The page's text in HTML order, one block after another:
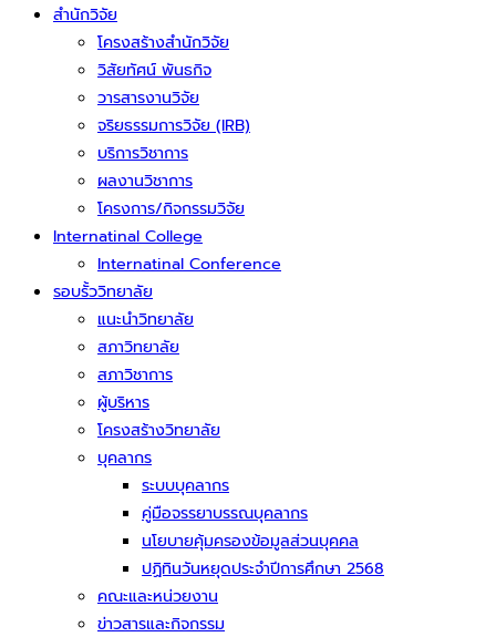
สำนักวิจัย
โครงสร้างสำนักวิจัย
วิสัยทัศน์ พันธกิจ
วารสารงานวิจัย
จริยธรรมการวิจัย (IRB)
บริการวิชาการ
ผลงานวิชาการ
โครงการ/กิจกรรมวิจัย
Internatinal College
Internatinal Conference
รอบรั้ววิทยาลัย
แนะนำวิทยาลัย
สภาวิทยาลัย
สภาวิชาการ
ผู้บริหาร
โครงสร้างวิทยาลัย
บุคลากร
ระบบบุคลากร
คู่มือจรรยาบรรณบุคลากร
นโยบายคุ้มครองข้อมูลส่วนบุคคล
ปฏิทินวันหยุดประจำปีการศึกษา 2568
คณะและหน่วยงาน
ข่าวสารและกิจกรรม